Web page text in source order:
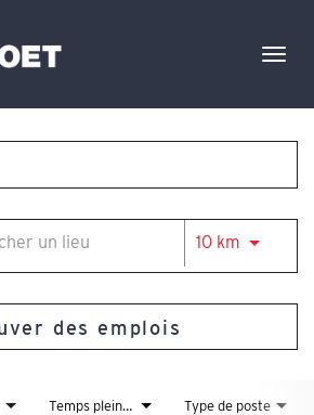
10 km
des emplois
Temps plein/temps partiel Type de poste